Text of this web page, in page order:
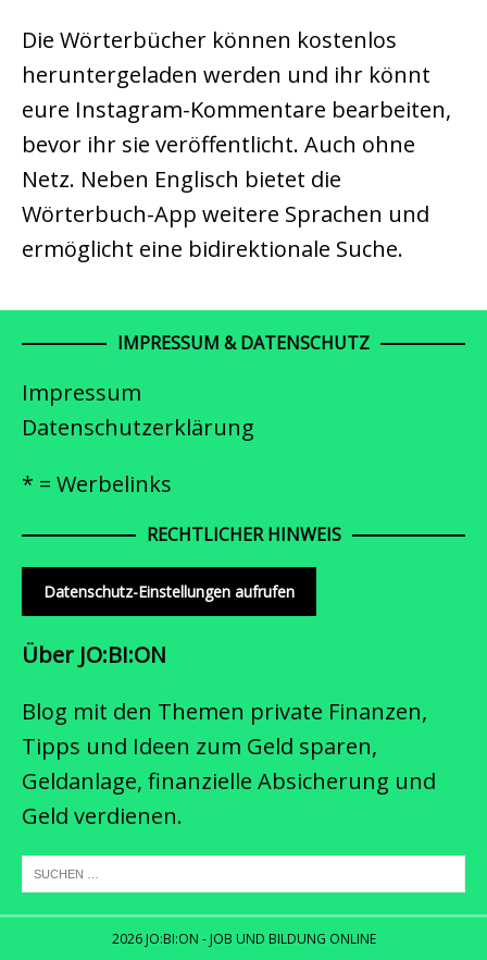
Die Wörterbücher können kostenlos
heruntergeladen werden und ihr könnt
eure Instagram-Kommentare bearbeiten,
bevor ihr sie veröffentlicht. Auch ohne
Netz. Neben Englisch bietet die
Wörterbuch-App weitere Sprachen und
ermöglicht eine bidirektionale Suche.
IMPRESSUM & DATENSCHUTZ
Impressum
Datenschutzerklärung
* = Werbelinks
RECHTLICHER HINWEIS
Datenschutz-Einstellungen aufrufen
Über JO:BI:ON
Blog mit den Themen private Finanzen,
Tipps und Ideen zum Geld sparen,
Geldanlage, finanzielle Absicherung und
Geld verdienen.
2026 JO:BI:ON - JOB UND BILDUNG ONLINE